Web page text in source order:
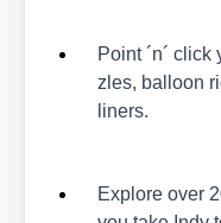
Point ´n´
zles, bal­loon
liners.
Explo­re over